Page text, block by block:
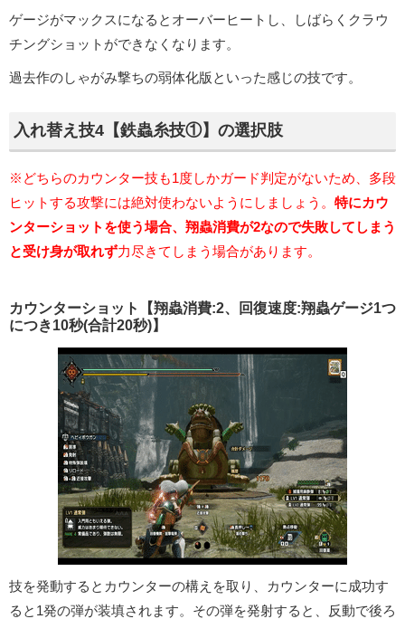
ゲージがマックスになるとオーバーヒートし、しばらくクラウ
チングショットができなくなります。
過去作のしゃがみ撃ちの弱体化版といった感じの技です。
入れ替え技4【鉄蟲糸技①】の選択肢
※どちらのカウンター技も1度しかガード判定がないため、多段
ヒットする攻撃には絶対使わないようにしましょう。 特にカウ
ンターショットを使う場合、翔蟲消費が2なので失敗してしまう
と受け身が取れず力尽きてしまう場合があります。
カウンターショット【翔蟲消費:2、回復速度:翔蟲ゲージ1つ
につき10秒(合計20秒)】
技を発動するとカウンターの構えを取り、カウンターに成功す
ると1発の弾が装填されます。その弾を発射すると、反動で後ろ